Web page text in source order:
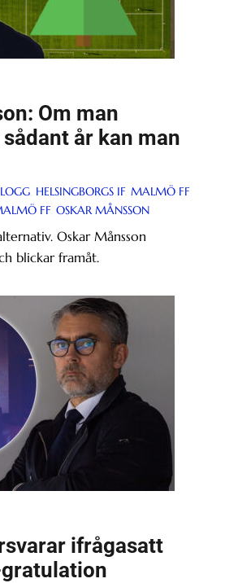
Om man
år kan man
, HELSINGBORGS IF, MALMÖ FF
FF, OSKAR MÅNSSON
Oskar Månsson
blickar framåt.
ifrågasatt